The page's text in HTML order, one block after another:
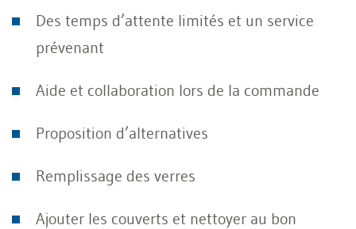
Des temps d’attente limités et un service
prévenant
Aide et collaboration lors de la commande
Proposition d’alternatives
Remplissage des verres
Ajouter les couverts et nettoyer au bon